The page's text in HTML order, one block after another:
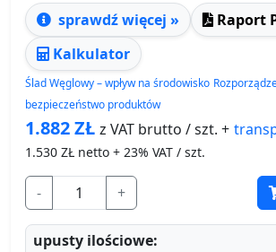
sprawdź więcej »
Raport
Kalkulator
Ślad Węglowy – wpływ na środowisko
bezpieczeństwo produktów
1.882ZŁ z VAT brutto / szt. +
1.530 ZŁ netto + 23% VAT / szt.
- +
upusty ilościowe: